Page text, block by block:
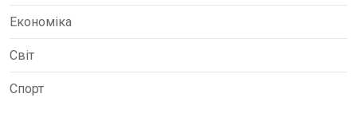
Економіка
Світ
Спорт